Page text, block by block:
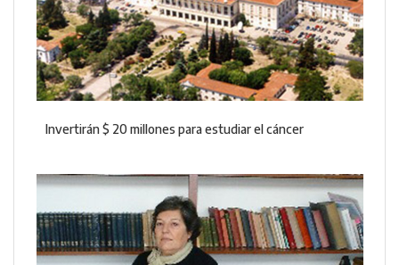
Invertirán $ 20 millones para estudiar el cáncer